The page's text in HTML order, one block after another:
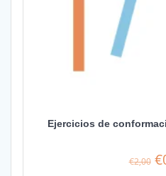
Ejercicios de
€2,00 El
€